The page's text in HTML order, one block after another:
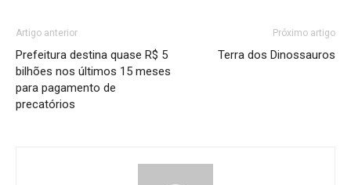
Artigo anterior
Prefeitura destina quase R$ 5
bilhões nos últimos 15 meses
para pagamento de
precatórios
Próximo artigo
Terra dos Dinossauros